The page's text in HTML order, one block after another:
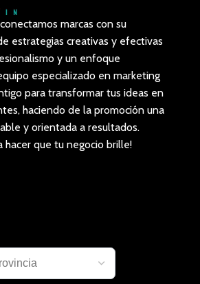
marcas con su
estrategias creativas y efectivas
y un enfoque
especializado en marketing
para transformar tus ideas en
haciendo de la promoción una
y orientada a resultados.
hacer que tu negocio brille!